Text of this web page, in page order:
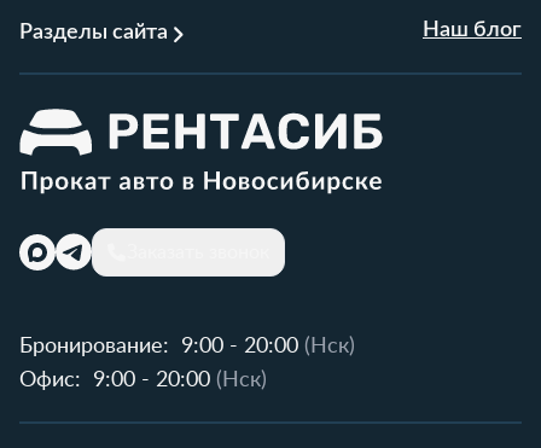
Разделы сайта Наш блог
Бронирование: 9:00 - 20:00 (Нск)
Офис:
9:00 - 20:00 (Нск)